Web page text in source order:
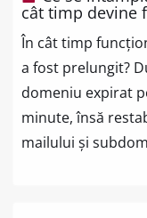
cât timp devine
În cât timp
a fost prelungit?
domeniu expirat
minute, însă
mailului și